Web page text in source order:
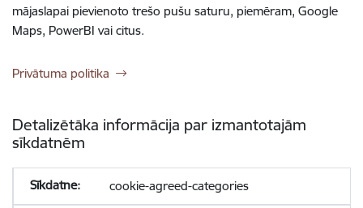
mājaslapai pievienoto trešo pušu saturu, piemēram, Google
Maps, PowerBI vai citus.
Privātuma politika
Detalizētāka informācija par izmantotajām
sīkdatnēm
cookie-agreed-categories